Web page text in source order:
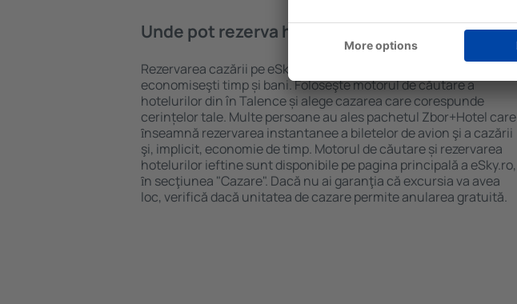
Unde pot rezerva hoteluri ȋn în Talence?
Rezervarea cazării pe eSky.ro este o soluție care te va ajuta să
economiseşti timp și bani. Foloseşte motorul de căutare a
hotelurilor din în Talence și alege cazarea care corespunde
cerințelor tale. Multe persoane au ales pachetul Zbor+Hotel care
ȋnseamnă rezervarea instantanee a biletelor de avion şi a cazării
şi, implicit, economie de timp. Motorul de căutare și rezervarea
hotelurilor ieftine sunt disponibile pe pagina principală a eSky.ro,
ȋn secţiunea "Cazare". Dacă nu ai garanţia că excursia va avea
loc, verifică dacă unitatea de cazare permite anularea gratuită.